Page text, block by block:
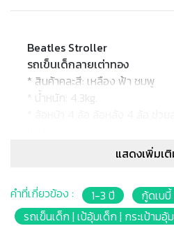
Beatles Stroller
รถเข็นเด็กลายเต่าทอง
* สินค้าคละสี: เหลือง ฟ้า ชมพู
* น้ำหนัก: 4.3kg.
* ขนาดตอนกาง:
* รับน้ำหนักได้ - kg.
* เหมาะสำหรับเด็กอายุ 3ปี
แสดงเพิ่มเ
คำที่เกี่ยวข้อง : 1-3 ปี
กู้ดเบ
รถเข็นเด็ก | เป้อุ้มเด็ก | กระเป้ามอุ้